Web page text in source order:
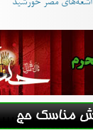
اشعه‌های مضر خورشید